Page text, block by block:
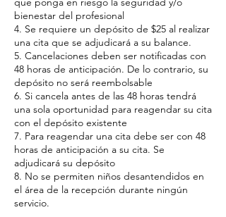
bienestar del profesional
4. Se requiere un depósito de $25 al realizar
una cita que se adjudicará a su balance.
5. Cancelaciones deben ser notificadas con
48 horas de anticipación. De lo contrario, su
depósito no será reembolsable
6. Si cancela antes de las 48 horas tendrá
una sola oportunidad para reagendar su cita
con el depósito existente
7. Para reagendar una cita debe ser con 48
horas de anticipación a su cita. Se
adjudicará su depósito
8. No se permiten niños desantendidos en
el área de la recepción durante ningún
servicio.